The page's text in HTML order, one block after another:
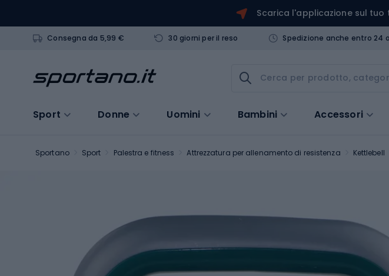
Scarica l'applicazione sul tuo
Consegna da 5,99 € 30 giorni per il reso Spedizione anche entro 24
Sport Donne Uomini Bambini Accessori
Sportano Sport Palestra e fitness Attrezzatura per allenamento di resistenza Kettlebell